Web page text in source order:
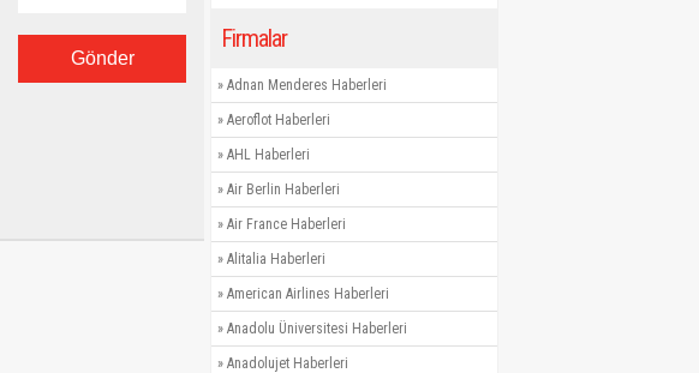
Gönder
Firmalar
» Adnan Menderes Haberleri
» Aeroflot Haberleri
» AHL Haberleri
» Air Berlin Haberleri
» Air France Haberleri
» Alitalia Haberleri
» American Airlines Haberleri
» Anadolu Üniversitesi Haberleri
» Anadolujet Haberleri